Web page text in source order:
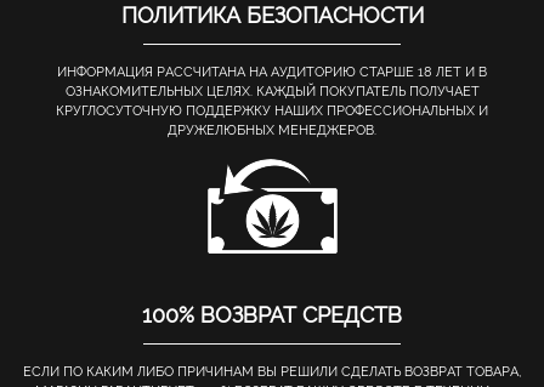
ПОЛИТИКА БЕЗОПАСНОСТИ
ИНФОРМАЦИЯ РАССЧИТАНА НА АУДИТОРИЮ СТАРШЕ 18 ЛЕТ И В
ОЗНАКОМИТЕЛЬНЫХ ЦЕЛЯХ. КАЖДЫЙ ПОКУПАТЕЛЬ ПОЛУЧАЕТ
КРУГЛОСУТОЧНУЮ ПОДДЕРЖКУ НАШИХ ПРОФЕССИОНАЛЬНЫХ И
ДРУЖЕЛЮБНЫХ МЕНЕДЖЕРОВ.
100% ВОЗВРАТ СРЕДСТВ
ЕСЛИ ПО КАКИМ ЛИБО ПРИЧИНАМ ВЫ РЕШИЛИ СДЕЛАТЬ ВОЗВРАТ ТОВАРА,